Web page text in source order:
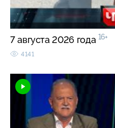
7 августа 2026 года 16+
4141